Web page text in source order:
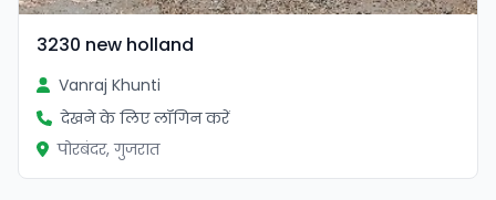
3230 new holland
Vanraj Khunti
देखने के लिए लॉगिन करें
पोरबंदर, गुजरात